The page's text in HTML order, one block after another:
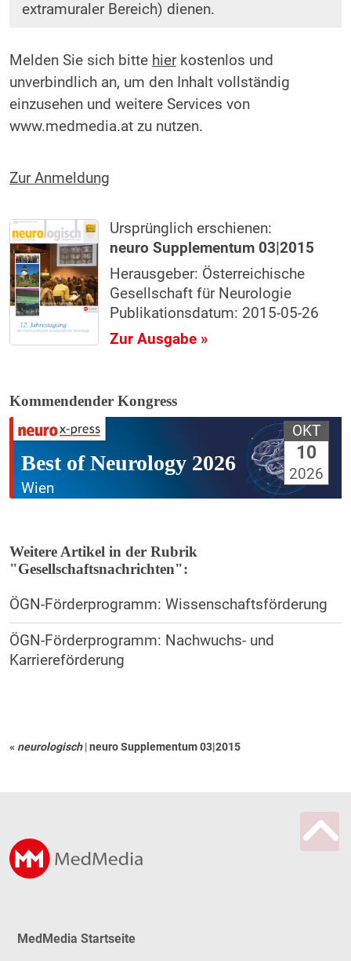
extramuraler Bereich) dienen.
Melden Sie sich bitte hierkostenlos und
unverbindlich an, um den Inhalt vollständig
einzusehen und weitere Services von
www.medmedia.at zu nutzen.
Zur Anmeldung
Ursprünglich erschienen:
neuro Supplementum 03|2015
Herausgeber: Österreichische
Gesellschaft für Neurologie
Publikationsdatum: 2015-05-26
Zur Ausgabe »
Kommendender Kongress
Best of Neurology 2026
Wien
OKT
10
2026
Weitere Artikel in der Rubrik
"Gesellschaftsnachrichten":
ÖGN-Förderprogramm: Wissenschaftsförderung
ÖGN-Förderprogramm: Nachwuchs- und
Karriereförderung
« neurologisch |neuro Supplementum 03|2015
MedMedia Startseite